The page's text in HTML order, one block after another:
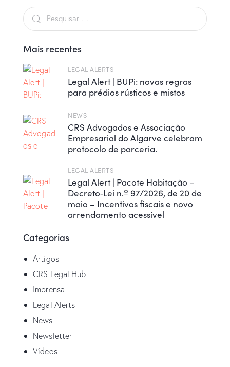
Mais recentes
LEGAL ALERTS
Legal Alert | BUPi: novas regras
para prédios rústicos e mistos
NEWS
CRS Advogados e Associação
Empresarial do Algarve celebram
protocolo de parceria.
LEGAL ALERTS
Legal Alert | Pacote Habitação –
Decreto‑Lei n.º 97/2026, de 20 de
maio – Incentivos fiscais e novo
arrendamento acessível
Categorias
Artigos
CRS Legal Hub
Imprensa
Legal Alerts
News
Newsletter
Vídeos